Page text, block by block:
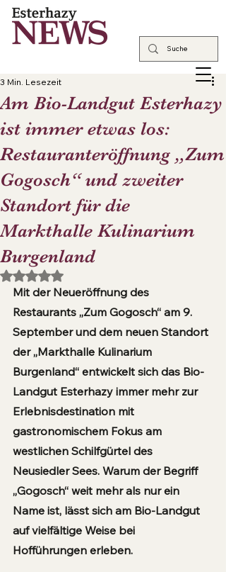
Am Bio-Landgut Esterhazy
ist immer etwas los:
Restauranteröffnung „Zum
Gogosch“ und zweiter
Standort für die
Markthalle Kulinarium
Burgenland
3 Min. Lesezeit
Mit NaN von 5 Sternen bewertet.
Mit der Neueröffnung des
Restaurants „Zum Gogosch“ am 9.
September und dem neuen Standort
der „Markthalle Kulinarium
Burgenland“ entwickelt sich das Bio-
Landgut Esterhazy immer mehr zur
Erlebnisdestination mit
gastronomischem Fokus am
westlichen Schilfgürtel des
Neusiedler Sees. Warum der Begriff
„Gogosch“ weit mehr als nur ein
Name ist, lässt sich am Bio-Landgut
auf vielfältige Weise bei
Hofführungen erleben.